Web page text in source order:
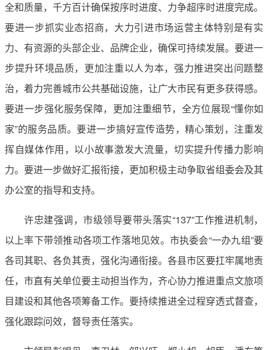
全和质量，千方百计确保按序时进度、力争超序时进度完成。
要进一步抓实业态招商，大力引进市场运营主体特别是有实
力、有资源的头部企业、品牌企业，确保可持续发展。要进一
步提升环境品质，更加注重以人为本，强力推进突出问题整
治，着力完善城市公共基础设施，让广大市民有更多获得感。
要进一步强化服务保障，更加注重细节，全方位展现“懂你如
家”的服务品质。要进一步搞好宣传造势，精心策划，注重发
挥自媒体作用，以小故事激发大流量，切实提升传播力影响
力。要进一步做好汇报衔接，更加积极主动争取省组委会及其
办公室的指导和支持。
许忠建强调，市级领导要带头落实“137”工作推进机制，
以上率下带领推动各项工作落地见效。市执委会“一办九组”要
各司其职、各负其责，强化沟通衔接。各县市区要扛牢属地责
任，市直有关单位要主动担当作为，齐心协力推进重点文旅项
目建设和其他各项筹备工作。要持续推进全过程穿透式督查，
强化跟踪问效，督导责任落实。